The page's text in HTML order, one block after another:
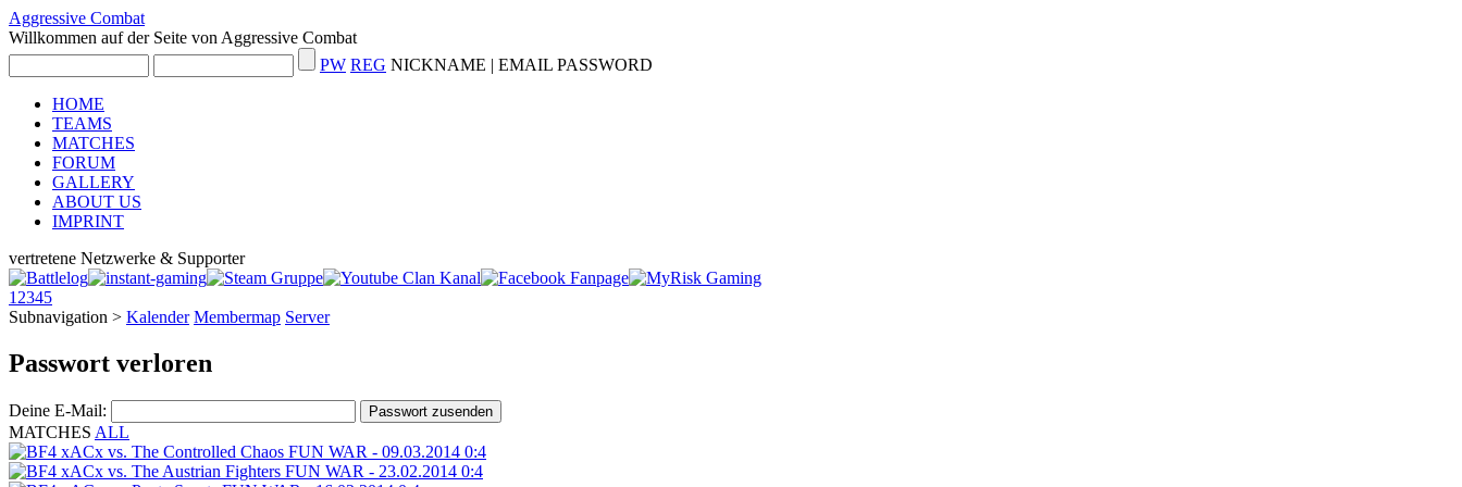
Aggressive Combat
Willkommen auf der Seite von Aggressive Combat
PW REG NICKNAME | EMAIL PASSWORD
HOME
TEAMS
MATCHES
FORUM
GALLERY
ABOUT US
IMPRINT
vertretene Netzwerke & Supporter
1 2345
Subnavigation > Kalender Membermap Server
Passwort verloren
Deine E-Mail:
MATCHES ALL
xACx vs. The Controlled Chaos FUN WAR - 09.03.2014 0:4
xACx vs. The Austrian Fighters FUN WAR - 23.02.2014 0:4